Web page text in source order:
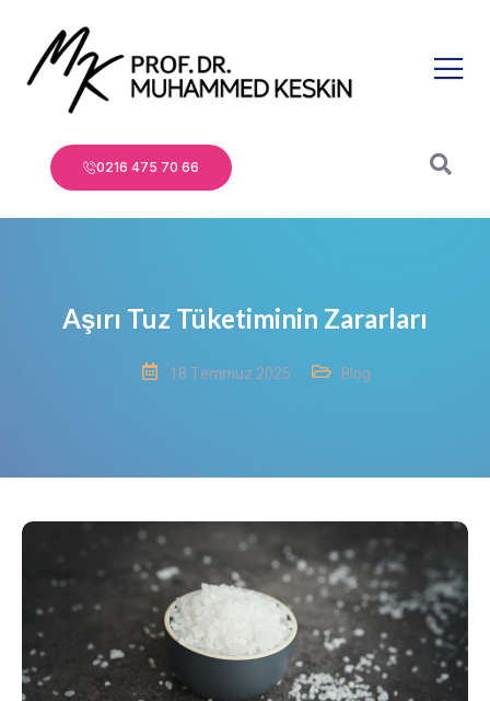
0216 475 70 66
Aşırı Tuz Tüketiminin Zararları
18 Temmuz 2025 Blog